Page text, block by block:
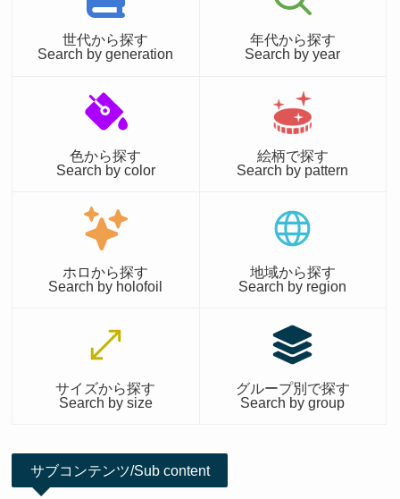
世代から探す
Search by generation
年代から探す
Search by year
色から探す
Search by color
絵柄で探す
Search by pattern
ホロから探す
Search by holofoil
地域から探す
Search by region
サイズから探す
Search by size
グループ別で探す
Search by group
サブコンテンツ/Sub content